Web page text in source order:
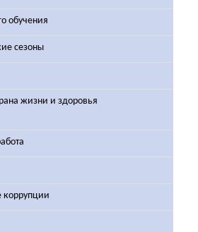
обучения
сезоны
жизни и здоровья
коррупции